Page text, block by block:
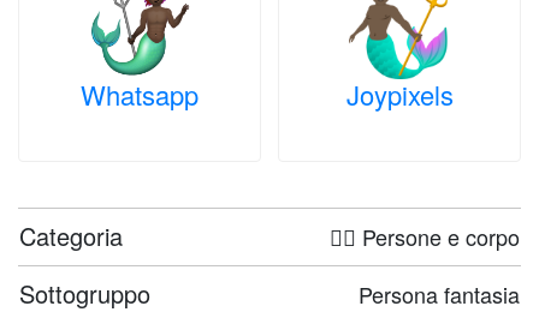
Whatsapp Joypixels
Categoria 🤦‍♀️ Persone e corpo
Sottogruppo Persona fantasia